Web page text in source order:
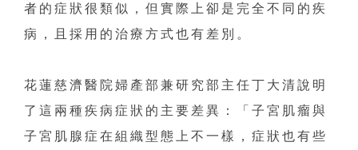
者的症狀很類似，但實際上卻是完全不同的疾
病，且採用的治療方式也有差別。
花蓮慈濟醫院婦產部兼研究部主任丁大清說明
了這兩種疾病症狀的主要差異：「子宮肌瘤與
子宮肌腺症在組織型態上不一樣，症狀也有些